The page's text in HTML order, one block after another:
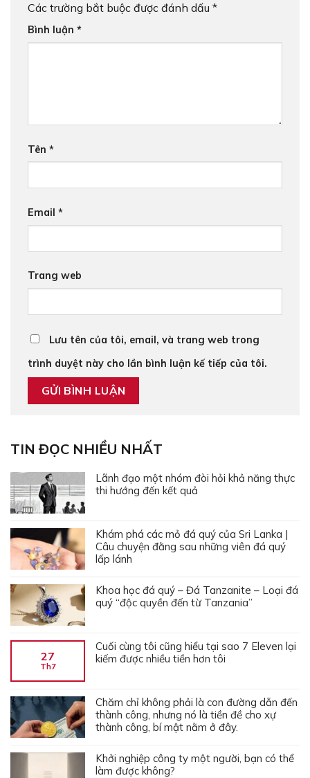
Các trường bắt buộc được đánh dấu *
Bình luận *
Tên *
Email *
Trang web
Lưu tên của tôi, email, và trang web trong
trình duyệt này cho lần bình luận kế tiếp của tôi.
TIN ĐỌC NHIỀU NHẤT
Lãnh đạo một nhóm đòi hỏi khả năng thực
thi hướng đến kết quả
Khám phá các mỏ đá quý của Sri Lanka |
Câu chuyện đằng sau những viên đá quý
lấp lánh
Khoa học đá quý – Đá Tanzanite – Loại đá
quý “độc quyền đến từ Tanzania”
27
Th7
Cuối cùng tôi cũng hiểu tại sao 7 Eleven lại
kiếm được nhiều tiền hơn tôi
Chăm chỉ không phải là con đường dẫn đến
thành công, nhưng nó là tiền đề cho xự
thành công, bí mật nằm ở đây.
Khởi nghiệp công ty một người, bạn có thể
làm được không?